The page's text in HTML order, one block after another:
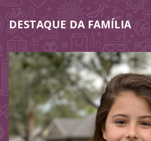
DESTAQUE DA FAMÍLIA